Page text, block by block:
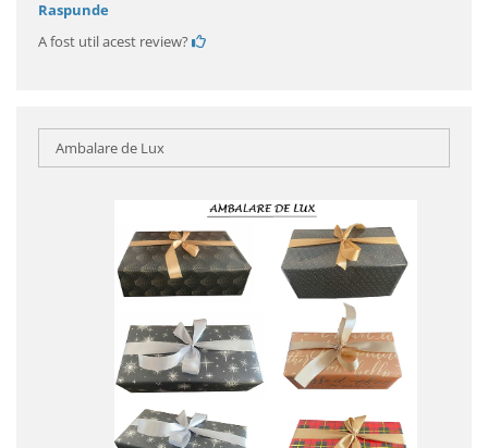
Raspunde
A fost util acest review?
Ambalare de Lux